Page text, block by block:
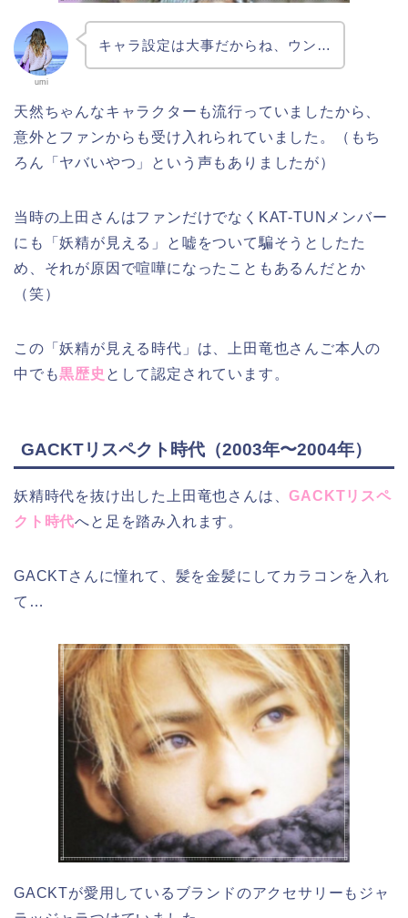
umi
キャラ設定は大事だからね、ウン…
天然ちゃんなキャラクターも流行っていましたから、
意外とファンからも受け入れられていました。（もち
ろん「ヤバいやつ」という声もありましたが）
当時の上田さんはファンだけでなくKAT-TUNメンバー
にも「妖精が見える」と嘘をついて騙そうとしたた
め、それが原因で喧嘩になったこともあるんだとか
（笑）
この「妖精が見える時代」は、上田竜也さんご本人の
中でも黒歴史 として認定されています。
GACKTリスペクト時代（2003年〜2004年）
妖精時代を抜け出した上田竜也さんは、GACKTリスペ
クト時代へと足を踏み入れます。
GACKTさんに憧れて、髪を金髪にしてカラコンを入れ
て…
GACKTが愛用しているブランドのアクセサリーもジャ